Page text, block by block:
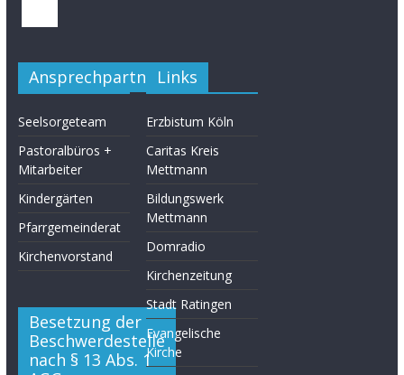
Ansprechpartner
Seelsorgeteam
Pastoralbüros +
Mitarbeiter
Kindergärten
Pfarrgemeinderat
Kirchenvorstand
Besetzung der
Beschwerdestelle
nach § 13 Abs. 1
Links
Erzbistum Köln
Caritas Kreis
Mettmann
Bildungswerk
Mettmann
Domradio
Kirchenzeitung
Stadt Ratingen
Evangelische
Kirche